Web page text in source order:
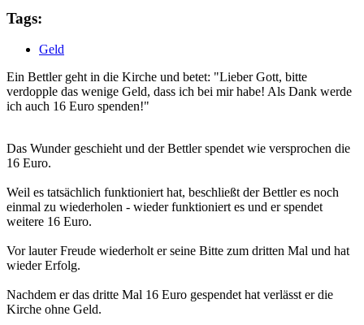
Tags:
Geld
Ein Bettler geht in die Kirche und betet: "Lieber Gott, bitte
verdopple das wenige Geld, dass ich bei mir habe! Als Dank werde
ich auch 16 Euro spenden!"
Das Wunder geschieht und der Bettler spendet wie versprochen die
16 Euro.
Weil es tatsächlich funktioniert hat, beschließt der Bettler es noch
einmal zu wiederholen - wieder funktioniert es und er spendet
weitere 16 Euro.
Vor lauter Freude wiederholt er seine Bitte zum dritten Mal und hat
wieder Erfolg.
Nachdem er das dritte Mal 16 Euro gespendet hat verlässt er die
Kirche ohne Geld.